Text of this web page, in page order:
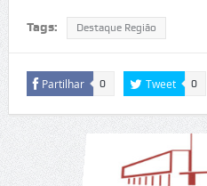
Tags: Destaque Região
Partilhar 0 Tweet 0